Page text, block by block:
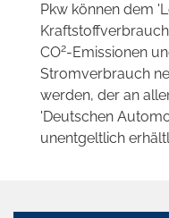
Pkw können dem
CO2-Emissionen
Stromverbrauch
werden, der an
'Deutschen
unentgeltlich